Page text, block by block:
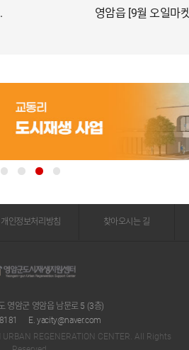
영암읍 [9월 오일마
개인정보처리방침 찾아오시는 길
영암군 영암읍 남문로 5 (3층)
E. yacity@naver.com
REGENERATION CENTER. All Rights